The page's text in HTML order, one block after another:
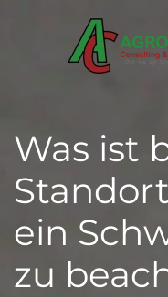
Skip to main
Was ist
ein
zu